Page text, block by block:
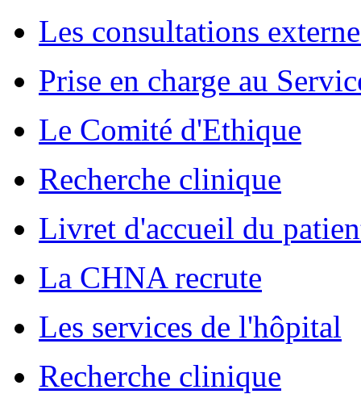
Les consultations
Prise en charge au
Le Comité d'Ethique
Recherche clinique
Livret d'accueil du
La CHNA recrute
Les services de l'hôpital
Recherche clinique